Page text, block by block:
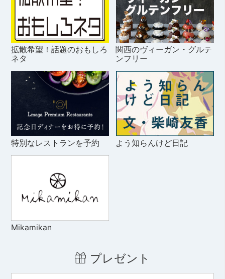
拡散希望！話題のおもしろ
ネタ
関西のヴィーガン・グルテ
ンフリー
特別なレストランを予約 よう知らんけど日記
Mikamikan
プレゼント